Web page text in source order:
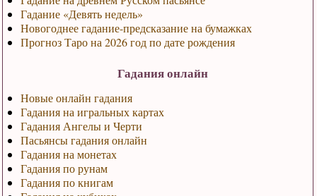
Гадание «Девять недель»
Новогоднее гадание-предсказание на бумажках
Прогноз Таро на 2026 год по дате рождения
Гадания онлайн
Новые онлайн гадания
Гадания на игральных картах
Гадания Ангелы и Черти
Пасьянсы гадания онлайн
Гадания на монетах
Гадания по рунам
Гадания по книгам